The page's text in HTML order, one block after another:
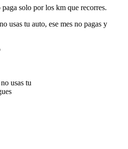
paga solo por los km que recorres.
usas tu auto, ese mes no pagas y
usas tu